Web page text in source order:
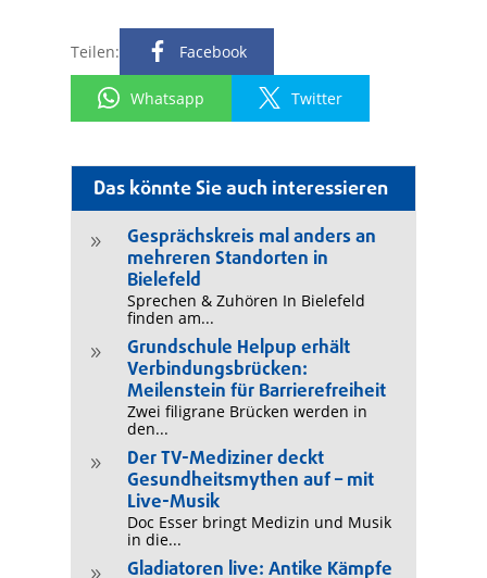
Das könnte Sie auch interessieren
9
Gesprächskreis mal anders an
mehreren Standorten in
Bielefeld
Sprechen & Zuhören In Bielefeld
finden am...
9
Grundschule Helpup erhält
Verbindungsbrücken:
Meilenstein für Barrierefreiheit
Zwei filigrane Brücken werden in
den...
9
Der TV-Mediziner deckt
Gesundheitsmythen auf – mit
Live-Musik
Doc Esser bringt Medizin und Musik
in die...
Gladiatoren live: Antike Kämpfe
Teilen: Facebook
Whatsapp Twitter